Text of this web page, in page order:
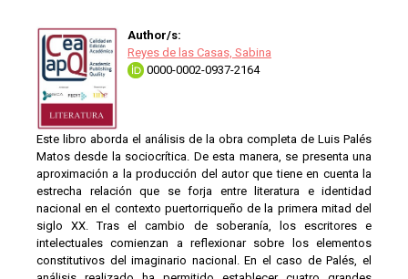
Author/s:
Reyes de las Casas, Sabina
0000-0002-0937-2164
Este libro aborda el análisis de la obra completa de Luis Palés
Matos desde la sociocrítica. De esta manera, se presenta una
aproximación a la producción del autor que tiene en cuenta la
estrecha relación que se forja entre literatura e identidad
nacional en el contexto puertorriqueño de la primera mitad del
siglo XX. Tras el cambio de soberanía, los escritores e
intelectuales comienzan a reflexionar sobre los elementos
constitutivos del imaginario nacional. En el caso de Palés, el